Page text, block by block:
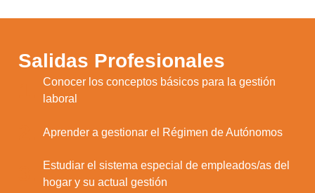
Salidas Profesionales
Conocer los conceptos básicos para la gestión
laboral
Aprender a gestionar el Régimen de Autónomos
Estudiar el sistema especial de empleados/as del
hogar y su actual gestión